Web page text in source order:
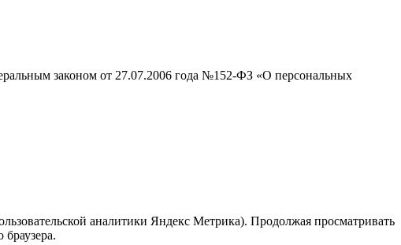
законом от 27.07.2006 года №152-ФЗ «О персональных
аналитики Яндекс Метрика). Продолжая просматривать